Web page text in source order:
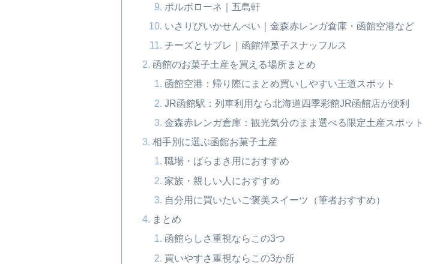
ポルボローネ｜五島軒
いさりびいかせんべい｜金森赤レンガ倉庫・函館空港など
チーズとサブレ｜函館洋菓子スナッフルス
函館のお菓子土産を買える場所まとめ
函館空港：帰り際にまとめ買いしやすい王道スポット
JR函館駅：列車利用なら北海道四季彩館JR函館店が便利
金森赤レンガ倉庫：観光気分のまま選べる限定土産スポット
相手別に選ぶ函館お菓子土産
職場・ばらまき用におすすめ
家族・親しい人におすすめ
自分用に買いたいご褒美スイーツ（筆者おすすめ）
まとめ
函館らしさ重視ならこの3つ
買いやすさ重視ならこの3か所